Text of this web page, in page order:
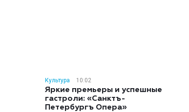
Культура 10:02
Яркие премьеры и успешные
гастроли: «Санктъ-
Петербургъ Опера»